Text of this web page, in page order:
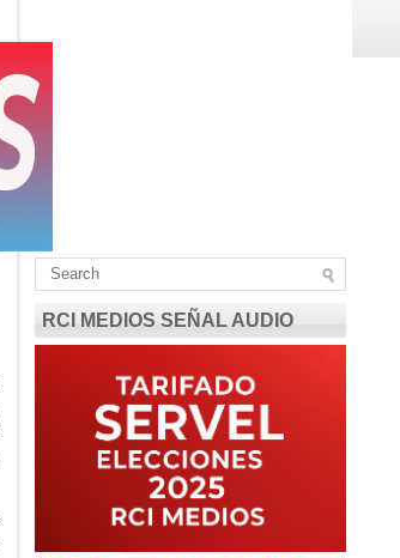
RCI MEDIOS SEÑAL AUDIO